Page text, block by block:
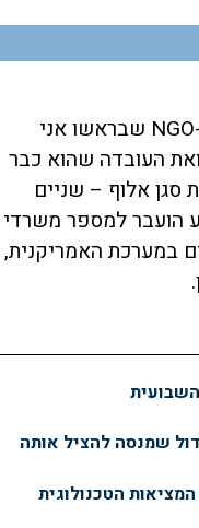
במאי 2023, מכון המחקר NGO-Monitor שבראשו אני
העובדה שהוא כבר
אלוף – שניים
הועבר למספר משרדי
במערכת האמריקנית,
השבועית
שמנסה להציל אותה
הטכנולוגית